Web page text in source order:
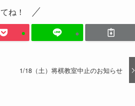
ね！
1/18（土）将棋教室中止のお知らせ